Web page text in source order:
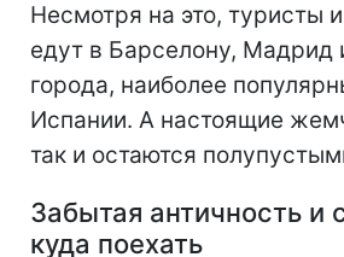
Несмотря на это, туристы
едут в Барселону, Мадрид
города, наиболее
Испании. А настоящие
так и остаются
Забытая античность и
куда поехать